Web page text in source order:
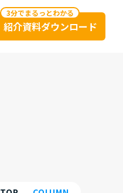
紹介資料ダウンロード